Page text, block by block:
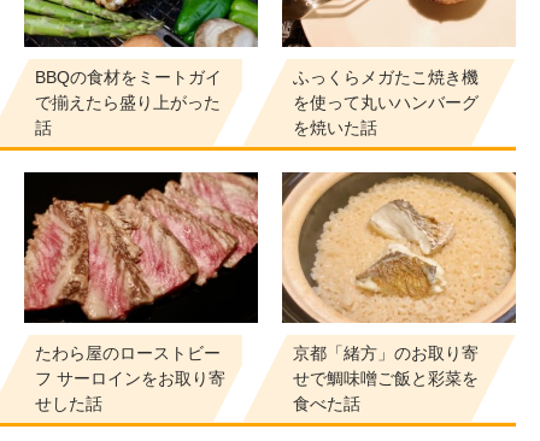
BBQの食材をミートガイ
で揃えたら盛り上がった
話
ふっくらメガたこ焼き機
を使って丸いハンバーグ
を焼いた話
たわら屋のローストビー
フ サーロインをお取り寄
せした話
京都「緒方」のお取り寄
せで鯛味噌ご飯と彩菜を
食べた話